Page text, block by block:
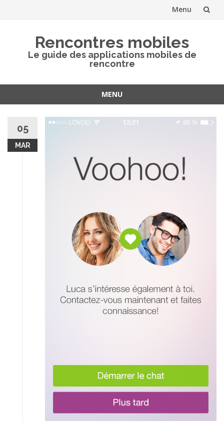
Menu
Rencontres mobiles
Le guide des applications mobiles de
rencontre
MENU
contenu
05
MAR